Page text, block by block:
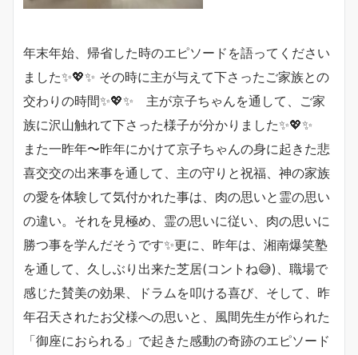
年末年始、帰省した時のエピソードを語ってください
ました✨💖✨ その時に主が与えて下さったご家族との
交わりの時間✨💖✨ 主が京子ちゃんを通して、ご家
族に沢山触れて下さった様子が分かりました✨💖✨
また一昨年〜昨年にかけて京子ちゃんの身に起きた悲
喜交交の出来事を通して、主の守りと祝福、神の家族
の愛を体験して気付かれた事は、肉の思いと霊の思い
の違い。それを見極め、霊の思いに従い、肉の思いに
勝つ事を学んだそうです✨更に、昨年は、湘南爆笑塾
を通して、久しぶり出来た芝居(コントね😅)、職場で
感じた賛美の効果、ドラムを叩ける喜び、そして、昨
年召天されたお父様への思いと、風間先生が作られた
「御座におられる」で起きた感動の奇跡のエピソード